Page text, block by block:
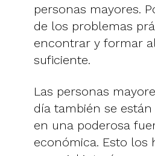
personas mayores.
de los problemas
encontrar y formar
suficiente.
Las personas
día también se
en una poderosa
económica. Esto los